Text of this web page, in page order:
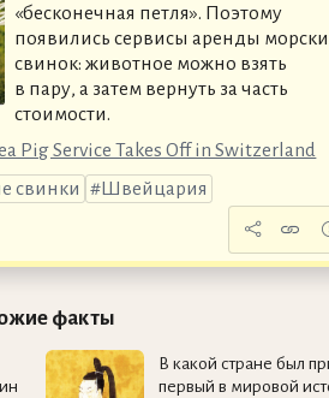
«бесконечная петля». Поэтому
появились сервисы аренды
свинок: животное можно взять
в пару, а затем вернуть за часть
стоимости.
Pig Service Takes Off in Switzerland
свинки Швейцария
факты
В какой стране был
первый в мировой